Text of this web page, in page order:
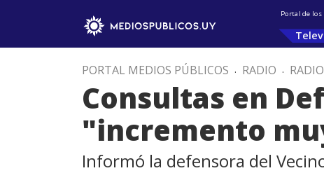
Portal de
PORTAL MEDIOS PÚBLICOS . RADIO .
Consultas en
"incremento
Informó la defensora del